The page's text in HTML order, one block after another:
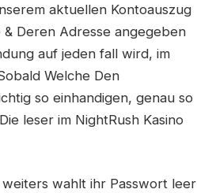
aktuellen Kontoauszug
Deren Adresse angegeben
auf jeden fall wird, im
Welche Den
so einhandigen, genau so
leser im NightRush Kasino
wahlt ihr Passwort leer